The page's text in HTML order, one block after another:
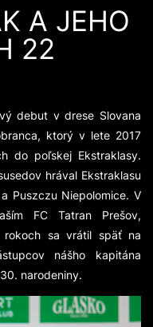
A JEHO
22
debut v drese Slovana
ktorý v lete 2017
do poľskej Ekstraklasy.
hrával Ekstraklasu
Puszczu Niepolomice. V
FC Tatran Prešov,
sa vrátil späť na
nášho kapitána
narodeniny.